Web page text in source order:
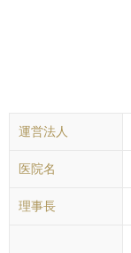
運営法人
医院名
理事長